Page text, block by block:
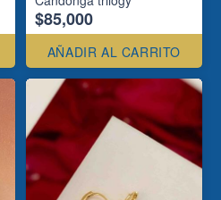
$85,000
AÑADIR AL CARRITO